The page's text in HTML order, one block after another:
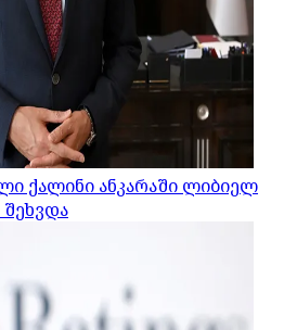
ქალინი ანკარაში ლიბიელ